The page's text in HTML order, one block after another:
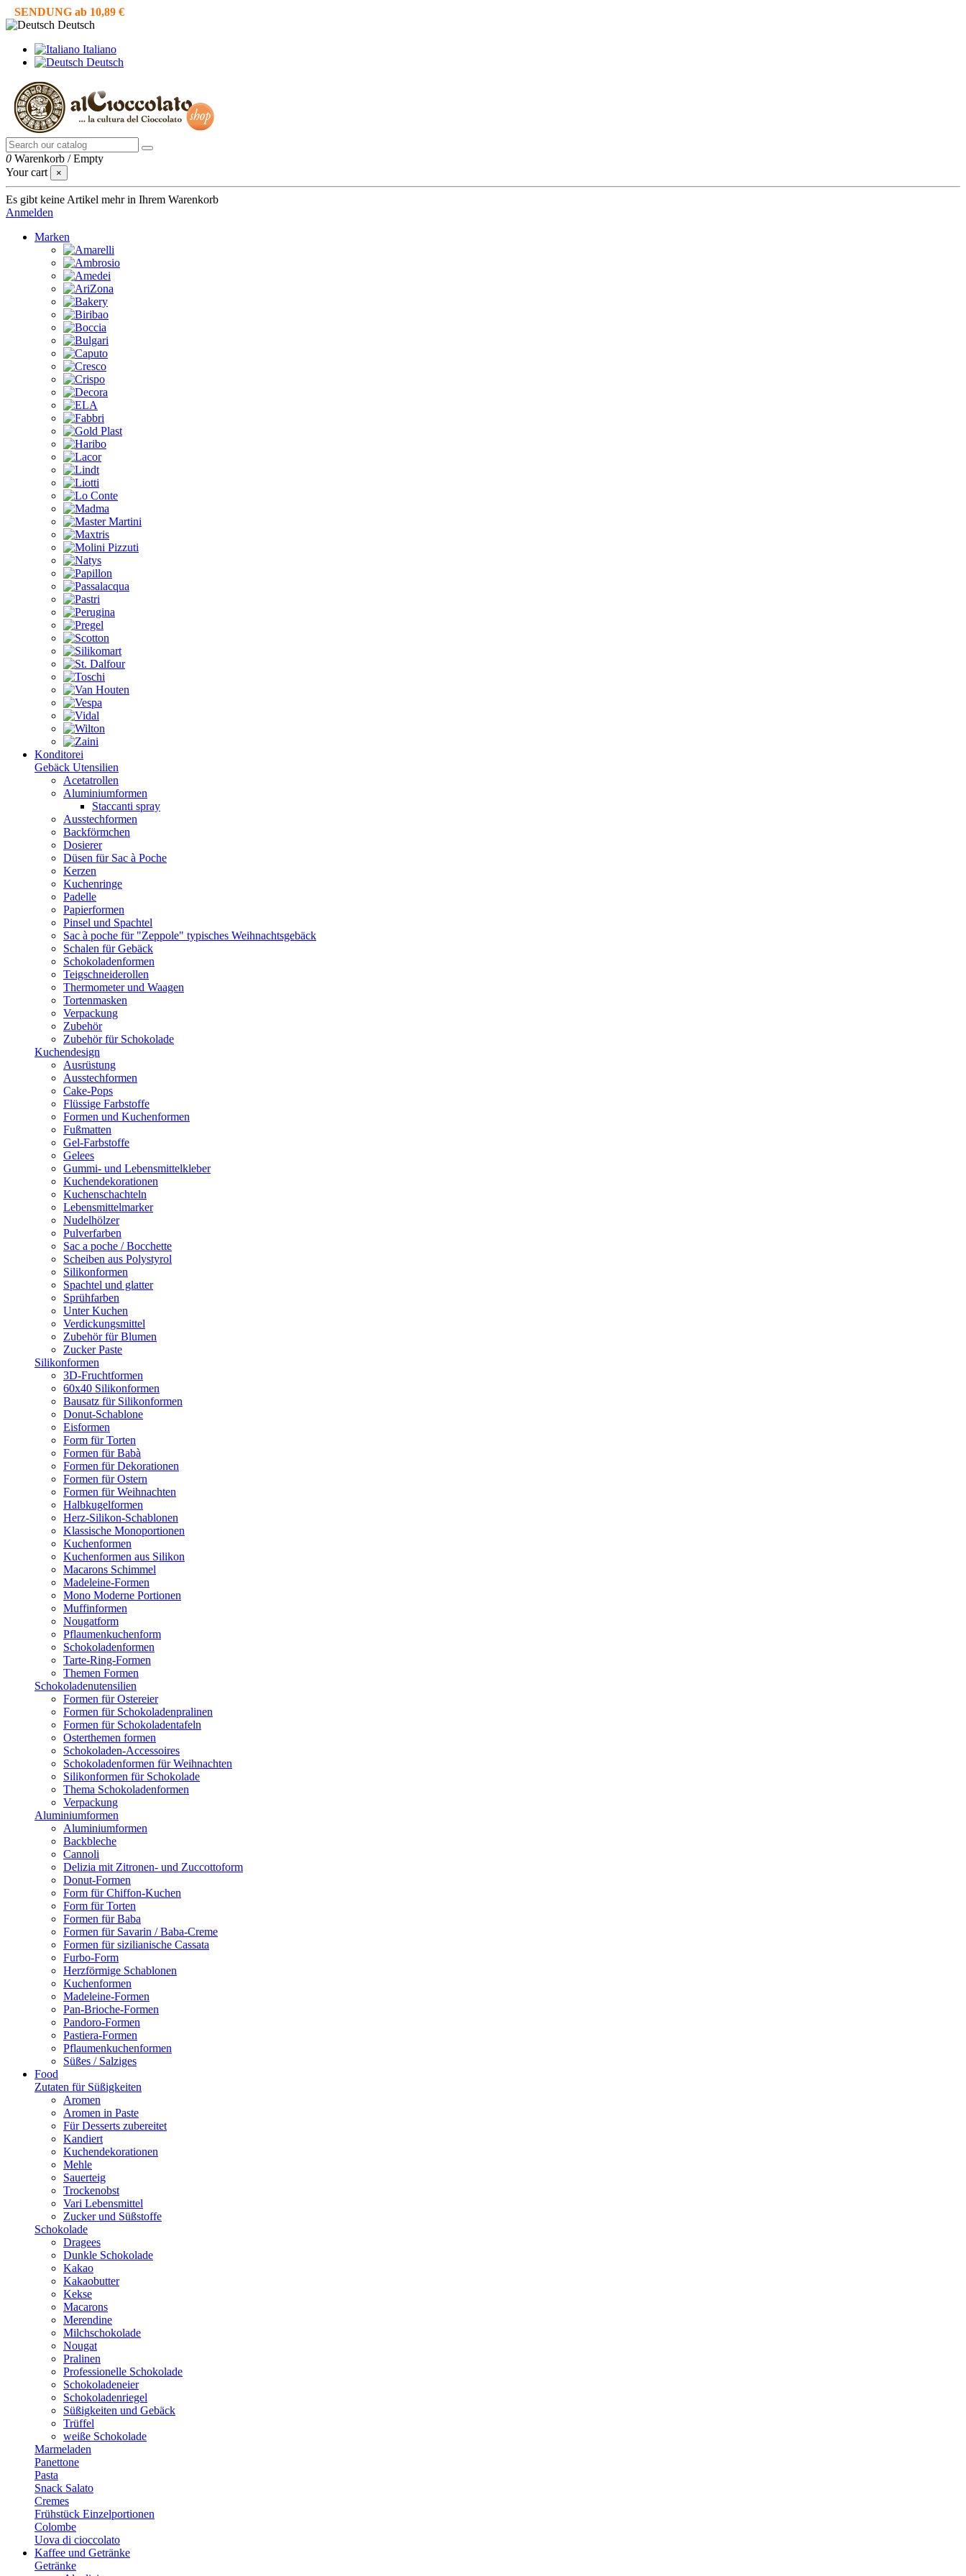
SENDUNG ab 10,89 €
Deutsch
Italiano
Deutsch
0 Warenkorb /Empty
Your cart
×
Es gibt keine Artikel mehr in Ihrem Warenkorb
Anmelden
Marken
Konditorei
Gebäck Utensilien
Acetatrollen
Aluminiumformen
Staccanti spray
Ausstechformen
Backförmchen
Dosierer
Düsen für Sac à Poche
Kerzen
Kuchenringe
Padelle
Papierformen
Pinsel und Spachtel
Sac à poche für "Zeppole" typisches Weihnachtsgebäck
Schalen für Gebäck
Schokoladenformen
Teigschneiderollen
Thermometer und Waagen
Tortenmasken
Verpackung
Zubehör
Zubehör für Schokolade
Kuchendesign
Ausrüstung
Ausstechformen
Cake-Pops
Flüssige Farbstoffe
Formen und Kuchenformen
Fußmatten
Gel-Farbstoffe
Gelees
Gummi- und Lebensmittelkleber
Kuchendekorationen
Kuchenschachteln
Lebensmittelmarker
Nudelhölzer
Pulverfarben
Sac a poche / Bocchette
Scheiben aus Polystyrol
Silikonformen
Spachtel und glatter
Sprühfarben
Unter Kuchen
Verdickungsmittel
Zubehör für Blumen
Zucker Paste
Silikonformen
3D-Fruchtformen
60x40 Silikonformen
Bausatz für Silikonformen
Donut-Schablone
Eisformen
Form für Torten
Formen für Babà
Formen für Dekorationen
Formen für Ostern
Formen für Weihnachten
Halbkugelformen
Herz-Silikon-Schablonen
Klassische Monoportionen
Kuchenformen
Kuchenformen aus Silikon
Macarons Schimmel
Madeleine-Formen
Mono Moderne Portionen
Muffinformen
Nougatform
Pflaumenkuchenform
Schokoladenformen
Tarte-Ring-Formen
Themen Formen
Schokoladenutensilien
Formen für Ostereier
Formen für Schokoladenpralinen
Formen für Schokoladentafeln
Osterthemen formen
Schokoladen-Accessoires
Schokoladenformen für Weihnachten
Silikonformen für Schokolade
Thema Schokoladenformen
Verpackung
Aluminiumformen
Aluminiumformen
Backbleche
Cannoli
Delizia mit Zitronen- und Zuccottoform
Donut-Formen
Form für Chiffon-Kuchen
Form für Torten
Formen für Baba
Formen für Savarin / Baba-Creme
Formen für sizilianische Cassata
Furbo-Form
Herzförmige Schablonen
Kuchenformen
Madeleine-Formen
Pan-Brioche-Formen
Pandoro-Formen
Pastiera-Formen
Pflaumenkuchenformen
Süßes / Salziges
Food
Zutaten für Süßigkeiten
Aromen
Aromen in Paste
Für Desserts zubereitet
Kandiert
Kuchendekorationen
Mehle
Sauerteig
Trockenobst
Vari Lebensmittel
Zucker und Süßstoffe
Schokolade
Dragees
Dunkle Schokolade
Kakao
Kakaobutter
Kekse
Macarons
Merendine
Milchschokolade
Nougat
Pralinen
Professionelle Schokolade
Schokoladeneier
Schokoladenriegel
Süßigkeiten und Gebäck
Trüffel
weiße Schokolade
Marmeladen
Panettone
Pasta
Snack Salato
Cremes
Frühstück Einzelportionen
Colombe
Uova di cioccolato
Kaffee und Getränke
Getränke